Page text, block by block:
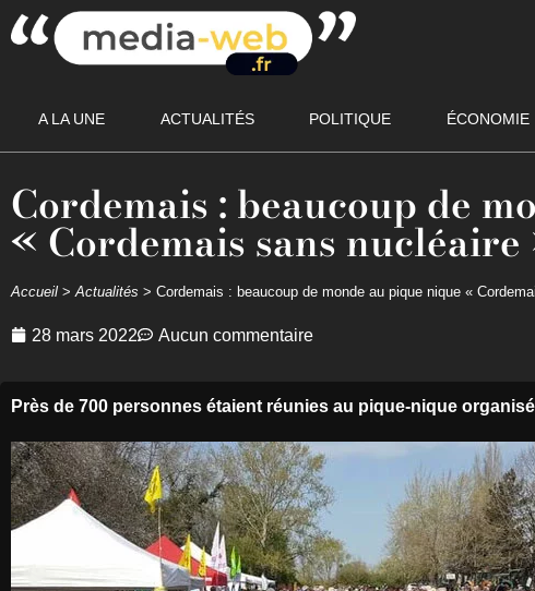
A LA UNE ACTUALITÉS POLITIQUE ÉCONOMIE
Cordemais : beaucoup de
« Cordemais sans nucléaire
Accueil > Actualités > Cordemais : beaucoup de monde au pique nique «
28 mars 2022 Aucun commentaire
Près de 700 personnes étaient réunies au pique-nique